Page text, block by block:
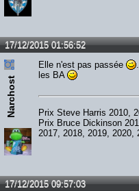
17/12/2015 01:56:52
Narchost
Elle n'est pas passée
les BA
Prix Steve Harris 2010,
Prix Bruce Dickinson
2017, 2018, 2019, 2020,
17/12/2015 09:57:03